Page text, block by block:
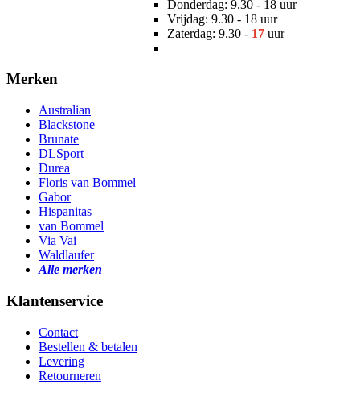
Donderdag: 9.30 - 18 uur
Vrijdag: 9.30 - 18 uur
Zaterdag: 9.30 - 17 uur
Merken
Australian
Blackstone
Brunate
DLSport
Durea
Floris van Bommel
Gabor
Hispanitas
van Bommel
Via Vai
Waldlaufer
Alle merken
Klantenservice
Contact
Bestellen & betalen
Levering
Retourneren